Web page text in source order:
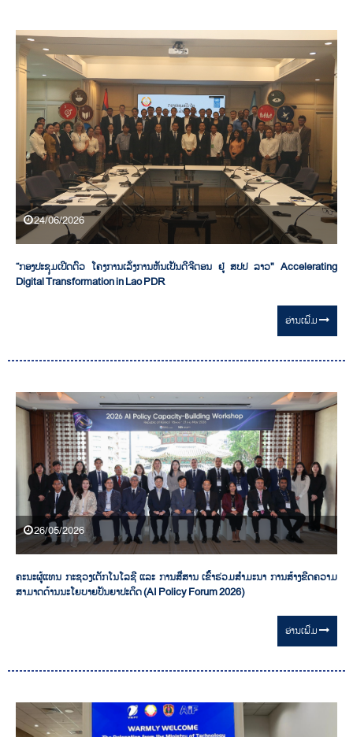
24/06/2026
“ກອງປະຊຸມເປີດຕົວ ໂຄງການເລັ່ງການຫັນເປັນດີຈີຕອນ ຢູ່ ສປປ ລາວ" Accelerating
Digital Transformation in Lao PDR
ອ່ານ​ເພີ່ມ
26/05/2026
ຄະນະຜູ້ແທນ ກະຊວງເຕັກໂນໂລຊີ ແລະ ການສື່ສານ ເຂົ້າຮ່ວມສຳມະນາ ການສ້າງຂີດຄວາມ
ສາມາດດ້ານນະໂຍບາຍປັນຍາປະດິດ (AI Policy Forum 2026)
ອ່ານ​ເພີ່ມ